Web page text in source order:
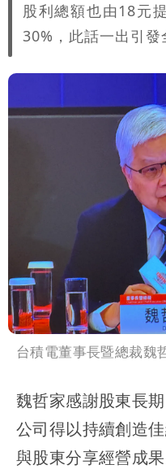
股利總額也由18元
30%，此話一出引發
台積電董事長暨總裁魏
魏哲家感謝股東長
公司得以持續創造
與股東分享經營成